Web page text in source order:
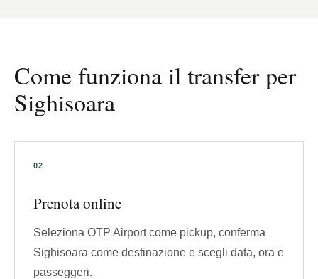
Come funziona il transfer per
Sighisoara
Prenota online
Seleziona OTP Airport come pickup, conferma
Sighisoara come destinazione e scegli data, ora e
passeggeri.